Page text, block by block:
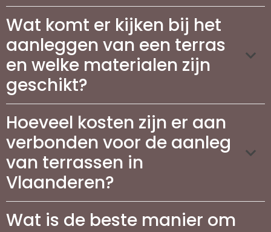
Wat komt er kijken bij het
aanleggen van een terras
en welke materialen zijn
geschikt?
Hoeveel kosten zijn er aan
verbonden voor de aanleg
van terrassen in
Vlaanderen?
Wat is de beste manier om